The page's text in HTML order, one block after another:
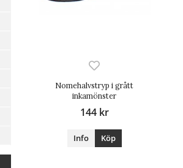
Nomehalvstryp i grått
inkamönster
144 kr
Info Köp